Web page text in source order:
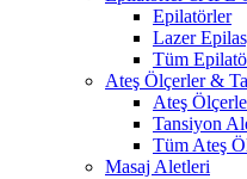
Epilatörler
Lazer
Tüm
Ateş Ölçerler &
Ateş
Tansiyon
Tüm Ateş
Masaj Aletleri